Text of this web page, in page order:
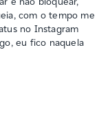
com o tempo me
no Instagram
eu fico naquela